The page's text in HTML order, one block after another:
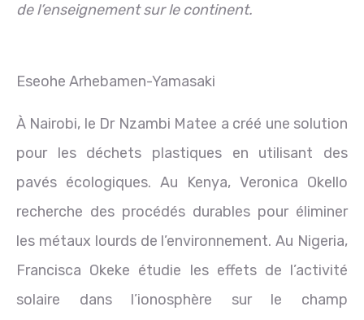
de l’enseignement sur le continent.
Eseohe Arhebamen-Yamasaki
À Nairobi, le Dr Nzambi Matee a créé une solution
pour les déchets plastiques en utilisant des
pavés écologiques. Au Kenya, Veronica Okello
recherche des procédés durables pour éliminer
les métaux lourds de l’environnement. Au Nigeria,
Francisca Okeke étudie les effets de l’activité
solaire dans l’ionosphère sur le champ